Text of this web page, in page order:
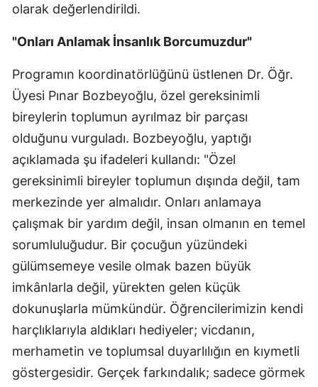
Samsun
Siirt
Sivas
Tekirdağ
Tokat
Trabzon
Tunceli
Şanlıurfa
Uşak
olarak değerlendirildi.
"Onları Anlamak İnsanlık Borcumuzdur"
Programın koordinatörlüğünü üstlenen Dr. Öğr.
Üyesi Pınar Bozbeyoğlu, özel gereksinimli
bireylerin toplumun ayrılmaz bir parçası
olduğunu vurguladı. Bozbeyoğlu, yaptığı
açıklamada şu ifadeleri kullandı: "Özel
gereksinimli bireyler toplumun dışında değil, tam
merkezinde yer almalıdır. Onları anlamaya
çalışmak bir yardım değil, insan olmanın en temel
sorumluluğudur. Bir çocuğun yüzündeki
gülümsemeye vesile olmak bazen büyük
imkânlarla değil, yürekten gelen küçük
dokunuşlarla mümkündür. Öğrencilerimizin kendi
harçlıklarıyla aldıkları hediyeler; vicdanın,
merhametin ve toplumsal duyarlılığın en kıymetli
göstergesidir. Gerçek farkındalık; sadece görmek